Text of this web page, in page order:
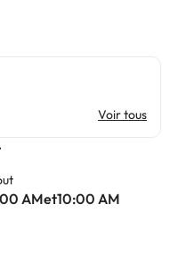
Voir tous
AMet10:00 AM